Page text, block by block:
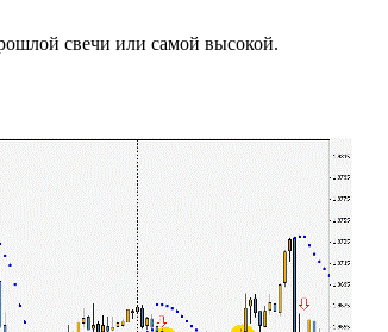
свечи или самой высокой.